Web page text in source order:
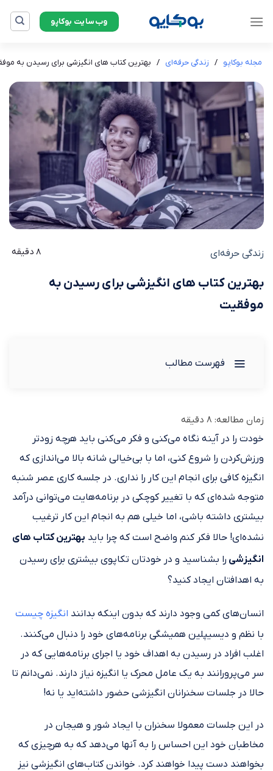
وب‌سایت بوکاپو
مجله بوکاپو / زندگی حرفه‌ای / بهترین کتاب های انگیزشی برای رسیدن به
زندگی حرفه‌ای 8 دقیقه
بهترین کتاب های انگیزشی برای رسیدن به
موفقیت
فهرست مطالب
زمان مطالعه: 8 دقیقه
خودت را در آینه نگاه می‌کنی و فکر می‌کنی باید هرچه زودتر
ورزش‌کردن را شروع کنی، اما با بی‌خیالی شانه بالا می‌اندازی که
انگیزه کافی برای انجام این کار را نداری. در جلسه کاری عصر شنبه
متوجه شده‌ای که با تغییر کوچکی در برنامه‌هایت می‌توانی درآمد
بیشتری داشته باشی، اما خیلی هم به انجام این کار ترغیب
نشده‌ای! حالا فکر کنم واضح است که چرا باید بهترین کتاب های
انگیزشی را بشناسید و در خودتان تکاپوی بیشتری برای رسیدن
به اهدافتان ایجاد کنید؟
انسان‌های کمی وجود دارند که بدون اینکه بدانند انگیزه چیست
با نظم و دیسیپلین همیشگی برنامه‌های خود را دنبال می‌کنند.
اغلب افراد در رسیدن به اهداف خود یا اجرای برنامه‌هایی که در
سر می‌پرورانند به یک عامل محرک یا انگیزه نیاز دارند. نمی‌دانم تا
حالا در جلسات سخنرانان انگیزشی حضور داشته‌اید یا نه!
در این جلسات معمولا سخنران با ایجاد شور و هیجان در
مخاطبان خود این احساس را به آنها می‌دهد که به هرچیزی که
بخواهند دست پیدا خواهند کرد. خواندن کتاب‌های انگیزشی نیز